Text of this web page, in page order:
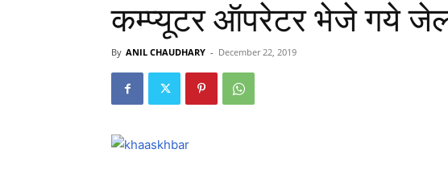
कम्प्यूटर ऑपरेटर भेजे गये
By ANIL CHAUDHARY - December 22, 2019